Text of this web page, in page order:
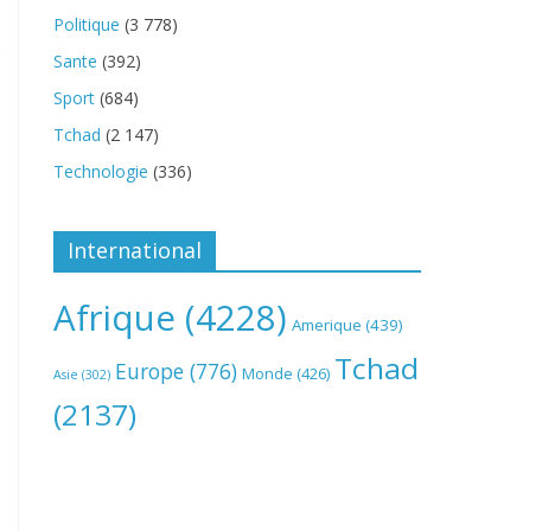
Politique (3 778)
Sante (392)
Sport (684)
Tchad (2 147)
Technologie (336)
International
Afrique (4228) Amerique (439)
Asie (302) Europe (776) Monde (426) Tchad
(2137)